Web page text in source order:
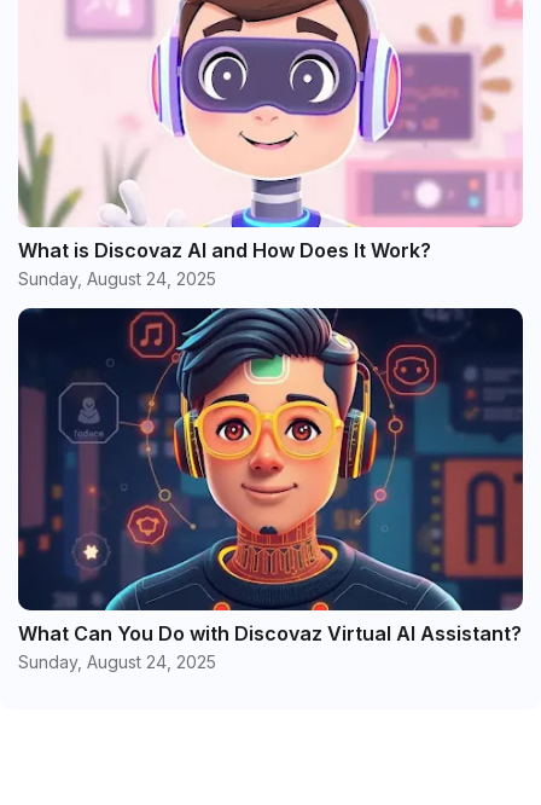
What is Discovaz AI and How Does It Work?
Sunday, August 24, 2025
What Can You Do with Discovaz Virtual AI Assistant?
Sunday, August 24, 2025